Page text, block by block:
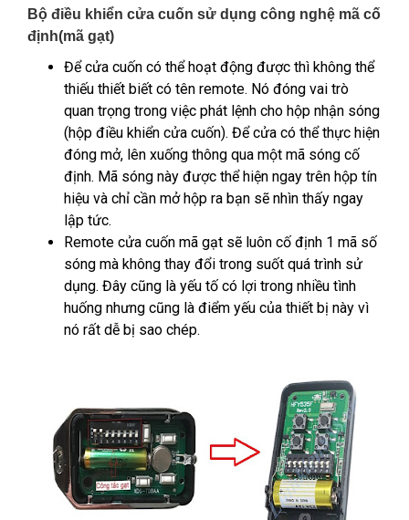
Bộ điều khiển cửa cuốn sử dụng công nghệ mã cố
định(mã gạt)
Để cửa cuốn có thể hoạt động được thì không thể
thiếu thiết biết có tên remote. Nó đóng vai trò
quan trọng trong việc phát lệnh cho hộp nhận sóng
(hộp điều khiển cửa cuốn). Để cửa có thể thực hiện
đóng mở, lên xuống thông qua một mã sóng cố
định. Mã sóng này được thể hiện ngay trên hộp tín
hiệu và chỉ cần mở hộp ra bạn sẽ nhìn thấy ngay
lập tức.
Remote cửa cuốn mã gạt sẽ luôn cố định 1 mã số
sóng mà không thay đổi trong suốt quá trình sử
dụng. Đây cũng là yếu tố có lợi trong nhiều tình
huống nhưng cũng là điểm yếu của thiết bị này vì
nó rất dễ bị sao chép.